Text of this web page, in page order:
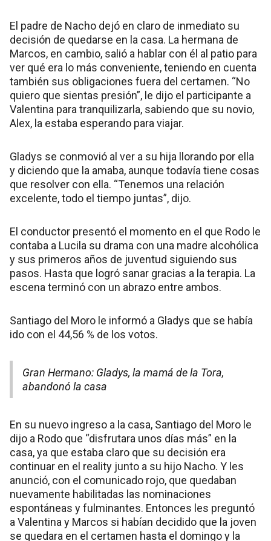
El padre de Nacho dejó en claro de inmediato su
decisión de quedarse en la casa. La hermana de
Marcos, en cambio, salió a hablar con él al patio para
ver qué era lo más conveniente, teniendo en cuenta
también sus obligaciones fuera del certamen. “No
quiero que sientas presión”, le dijo el participante a
Valentina para tranquilizarla, sabiendo que su novio,
Alex, la estaba esperando para viajar.
Gladys se conmovió al ver a su hija llorando por ella
y diciendo que la amaba, aunque todavía tiene cosas
que resolver con ella. “Tenemos una relación
excelente, todo el tiempo juntas”, dijo.
El conductor presentó el momento en el que Rodo le
contaba a Lucila su drama con una madre alcohólica
y sus primeros años de juventud siguiendo sus
pasos. Hasta que logró sanar gracias a la terapia. La
escena terminó con un abrazo entre ambos.
Santiago del Moro le informó a Gladys que se había
ido con el 44,56 % de los votos.
Gran Hermano: Gladys, la mamá de la Tora,
abandonó la casa
En su nuevo ingreso a la casa, Santiago del Moro le
dijo a Rodo que “disfrutara unos días más” en la
casa, ya que estaba claro que su decisión era
continuar en el reality junto a su hijo Nacho. Y les
anunció, con el comunicado rojo, que quedaban
nuevamente habilitadas las nominaciones
espontáneas y fulminantes. Entonces les preguntó
a Valentina y Marcos si habían decidido que la joven
se quedara en el certamen hasta el domingo y la